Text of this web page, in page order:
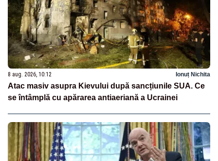
8 aug. 2026, 10:12 Ionuț Nichita
Atac masiv asupra Kievului după sancțiunile SUA. Ce
se întâmplă cu apărarea antiaeriană a Ucrainei